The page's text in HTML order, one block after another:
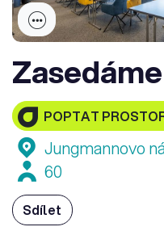
Zasedáme
POPTAT
Jungmannovo
60
Sdílet